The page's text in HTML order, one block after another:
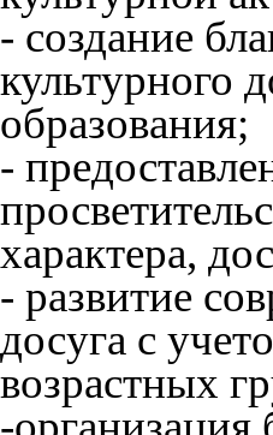
- создание
культурного
образования;
-
характера,
- развитие
досуга с
возрастных